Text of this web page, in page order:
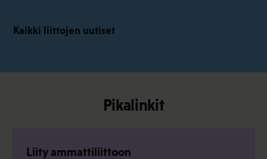
Kaikki liittojen uutiset
Pikalinkit
Liity ammattiliittoon